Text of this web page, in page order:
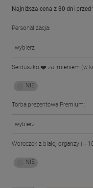
Najniższa cena z 30 dni
Personalizacja:
Serduszko ❤️ za imieniem (w
Torba prezentowa Premium:
Woreczek z białej organzy (